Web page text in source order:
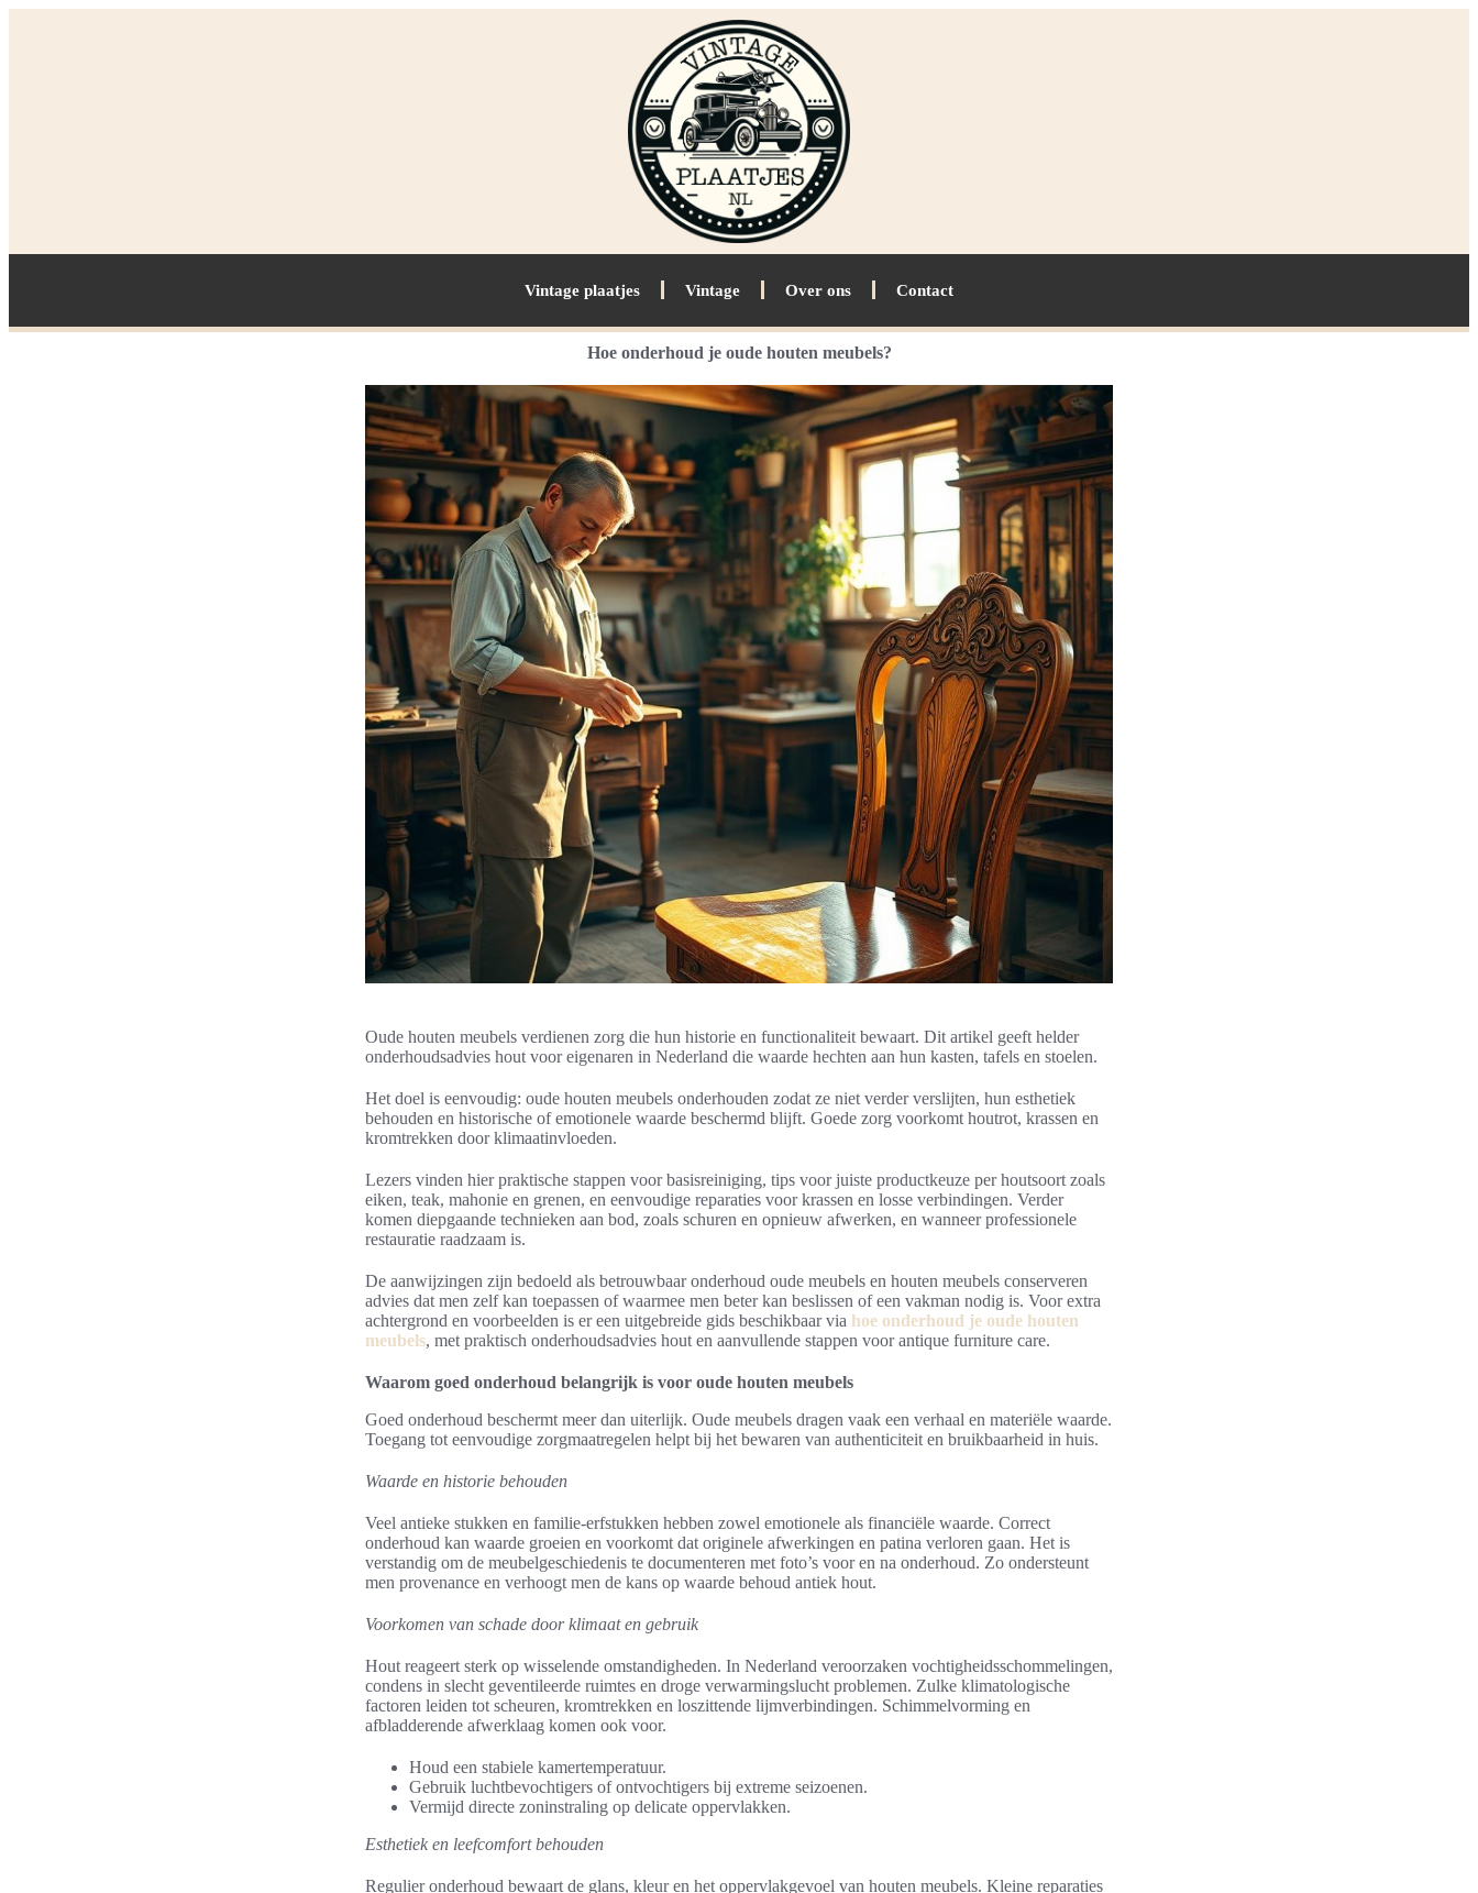
Vintage plaatjes Vintage Over ons Contact
Hoe onderhoud je oude houten meubels?
Oude houten meubels verdienen zorg die hun historie en functionaliteit bewaart. Dit artikel geeft helder
onderhoudsadvies hout voor eigenaren in Nederland die waarde hechten aan hun kasten, tafels en stoelen.
Het doel is eenvoudig: oude houten meubels onderhouden zodat ze niet verder verslijten, hun esthetiek
behouden en historische of emotionele waarde beschermd blijft. Goede zorg voorkomt houtrot, krassen en
kromtrekken door klimaatinvloeden.
Lezers vinden hier praktische stappen voor basisreiniging, tips voor juiste productkeuze per houtsoort zoals
eiken, teak, mahonie en grenen, en eenvoudige reparaties voor krassen en losse verbindingen. Verder
komen diepgaande technieken aan bod, zoals schuren en opnieuw afwerken, en wanneer professionele
restauratie raadzaam is.
De aanwijzingen zijn bedoeld als betrouwbaar onderhoud oude meubels en houten meubels conserveren
advies dat men zelf kan toepassen of waarmee men beter kan beslissen of een vakman nodig is. Voor extra
achtergrond en voorbeelden is er een uitgebreide gids beschikbaar via hoe onderhoud je oude houten
meubels, met praktisch onderhoudsadvies hout en aanvullende stappen voor antique furniture care.
Waarom goed onderhoud belangrijk is voor oude houten meubels
Goed onderhoud beschermt meer dan uiterlijk. Oude meubels dragen vaak een verhaal en materiële waarde.
Toegang tot eenvoudige zorgmaatregelen helpt bij het bewaren van authenticiteit en bruikbaarheid in huis.
Waarde en historie behouden
Veel antieke stukken en familie-erfstukken hebben zowel emotionele als financiële waarde. Correct
onderhoud kan waarde groeien en voorkomt dat originele afwerkingen en patina verloren gaan. Het is
verstandig om de meubelgeschiedenis te documenteren met foto’s voor en na onderhoud. Zo ondersteunt
men provenance en verhoogt men de kans op waarde behoud antiek hout.
Voorkomen van schade door klimaat en gebruik
Hout reageert sterk op wisselende omstandigheden. In Nederland veroorzaken vochtigheidsschommelingen,
condens in slecht geventileerde ruimtes en droge verwarmingslucht problemen. Zulke klimatologische
factoren leiden tot scheuren, kromtrekken en loszittende lijmverbindingen. Schimmelvorming en
afbladderende afwerklaag komen ook voor.
Houd een stabiele kamertemperatuur.
Gebruik luchtbevochtigers of ontvochtigers bij extreme seizoenen.
Vermijd directe zoninstraling op delicate oppervlakken.
Esthetiek en leefcomfort behouden
Regulier onderhoud bewaart de glans, kleur en het oppervlakgevoel van houten meubels. Kleine reparaties